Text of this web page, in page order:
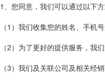
1、您同意，我们可以通过以下
（1）我们收集您的姓名、手机
（2）为了更好的提供服务，我
（3）我们及关联公司及相关经